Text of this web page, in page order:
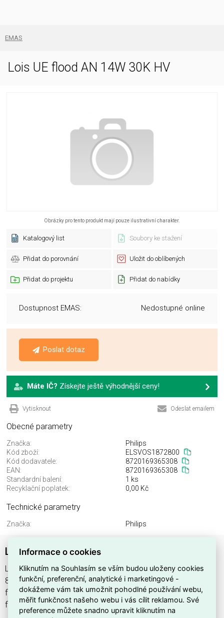
EMAS
Lois UE flood AN 14W 30K HV
Obrázky pro tento produkt mají pouze ilustrativní charakter.
Katalogový list Soubory ke stažení
Přidat do porovnání Uložit do oblíbených
Přidat do projektu Přidat do nabídky
Dostupnost EMAS: Nedostupné online
Poslat dotaz
Máte IČ? Získejte ještě výhodnější ceny!
Vytisknout Odeslat emailem
Obecné parametry
Značka:
Philips
Kód zboží:
ELSVOS1872800
Kód dodavatele:
8720169365308
EAN:
8720169365308
Standardní balení:
1 ks
Recyklační poplatek:
0,00 Kč
Technické parametry
Značka: Philips
Lois UE flood AN 14W 30K HV
Lois UE flood AN 14W 30K HV , výrobce Philips, EAN
8720169365308, kód dodavatele 8720169365308. Lois UE
flood AN 14W 30K HV nabízíme od 1 ks. Kód EMAS Lois UE
flood AN 14W 30K HV je ELSVOS1872800.
Informace o cookies
Kliknutím na Souhlasím se vším budou uloženy cookies
funkční, preferenční, analytické i marketingové -
dokážeme vám tak umožnit pohodlné používání webu,
měřit funkčnost našeho webu i vás cílit reklamou. Své
preference můžete snadno upravit kliknutím na